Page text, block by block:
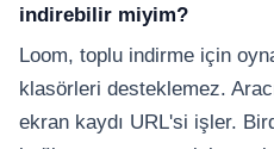
indirebilir miyim?
Loom, toplu indirme için
klasörleri desteklemez.
ekran kaydı URL'si işler.